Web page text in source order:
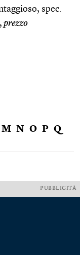
spec.
, prezzo
M N O P Q
PUBBLICITÀ